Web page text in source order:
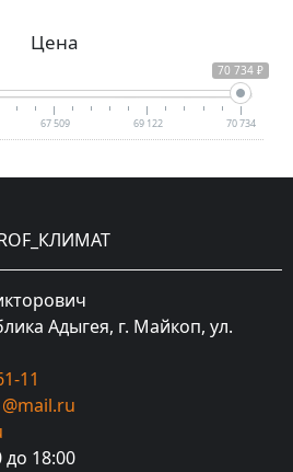
Цена
70 734 ₽
67 509 69 122 70 734
Адыгея, г. Майкоп, ул.
11
до 18:00